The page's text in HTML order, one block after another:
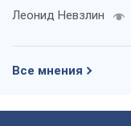
Леонид Невзлин
Все мнения